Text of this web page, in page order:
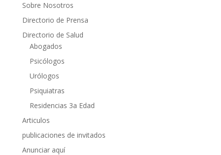
Sobre Nosotros
Directorio de Prensa
Directorio de Salud
Abogados
Psicólogos
Urólogos
Psiquiatras
Residencias 3a Edad
Articulos
publicaciones de invitados
Anunciar aquí